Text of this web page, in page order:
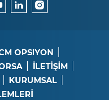
OPSIYON
İLETİŞİM
KURUMSAL